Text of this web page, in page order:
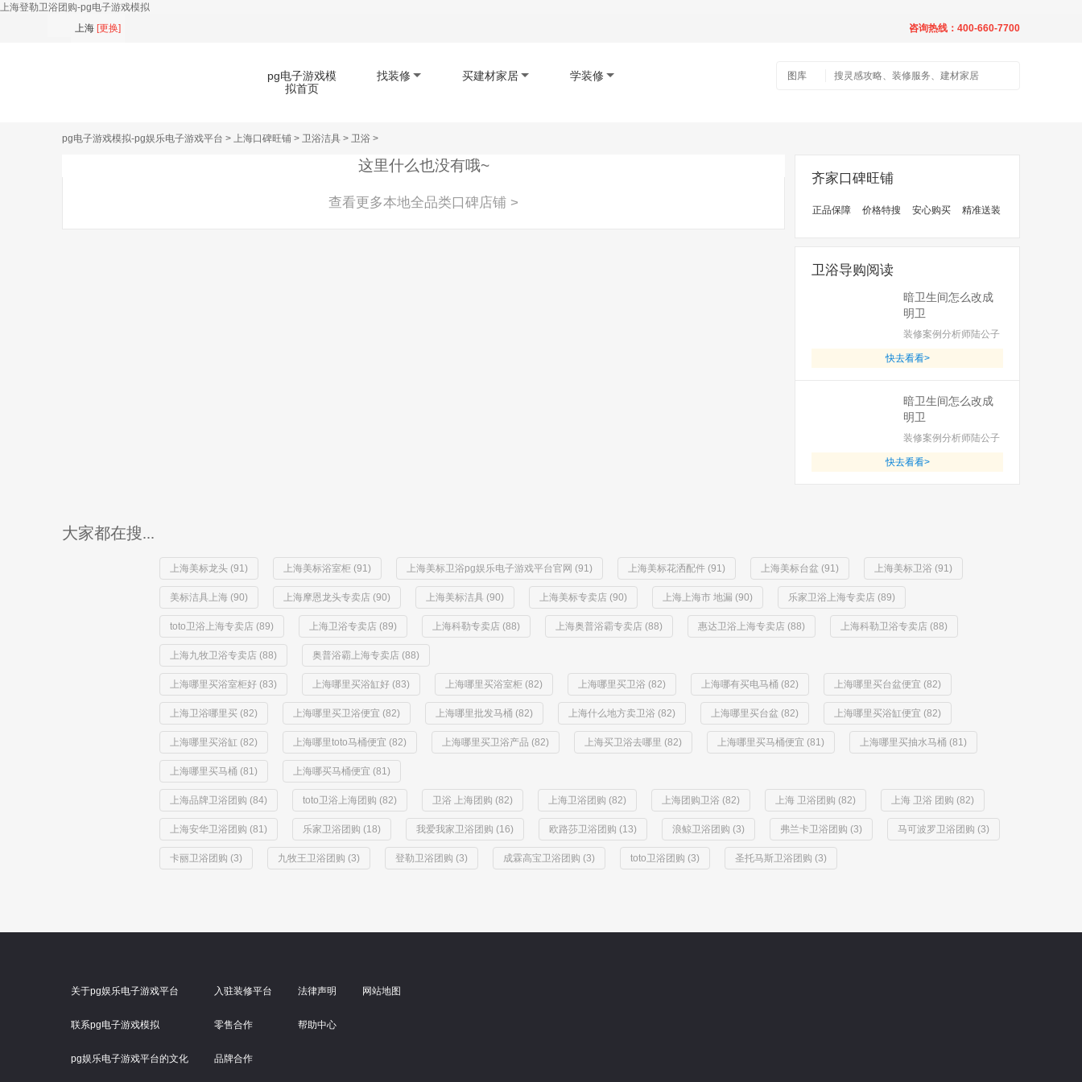
上海登勒卫浴团购-pg电子游戏模拟
上海 [更换] 咨询热线：400-660-7700
pg电子游戏模
拟首页
找装修 买建材家居 学装修
扫码下载app
图库
pg电子游戏模拟-pg娱乐电子游戏平台 > 上海口碑旺铺 > 卫浴洁具 > 卫浴 >
这里什么也没有哦~
查看更多本地全品类口碑店铺 >
齐家口碑旺铺
正品保障 价格特搜 安心购买 精准送装
卫浴导购阅读
暗卫生间怎么改成
明卫
装修案例分析师陆公子
快去看看>
暗卫生间怎么改成
明卫
装修案例分析师陆公子
快去看看>
大家都在搜...
上海美标龙头 (91) 上海美标浴室柜 (91) 上海美标卫浴pg娱乐电子游戏平台官网 (91) 上海美标花洒配件 (91) 上海美标台盆 (91) 上海美标卫浴 (91)
美标洁具上海 (90) 上海摩恩龙头专卖店 (90) 上海美标洁具 (90) 上海美标专卖店 (90) 上海上海市 地漏 (90) 乐家卫浴上海专卖店 (89)
toto卫浴上海专卖店 (89) 上海卫浴专卖店 (89) 上海科勒专卖店 (88) 上海奥普浴霸专卖店 (88) 惠达卫浴上海专卖店 (88) 上海科勒卫浴专卖店 (88)
上海九牧卫浴专卖店 (88) 奥普浴霸上海专卖店 (88)
上海哪里买浴室柜好 (83) 上海哪里买浴缸好 (83) 上海哪里买浴室柜 (82) 上海哪里买卫浴 (82) 上海哪有买电马桶 (82) 上海哪里买台盆便宜 (82)
上海卫浴哪里买 (82) 上海哪里买卫浴便宜 (82) 上海哪里批发马桶 (82) 上海什么地方卖卫浴 (82) 上海哪里买台盆 (82) 上海哪里买浴缸便宜 (82)
上海哪里买浴缸 (82) 上海哪里toto马桶便宜 (82) 上海哪里买卫浴产品 (82) 上海买卫浴去哪里 (82) 上海哪里买马桶便宜 (81) 上海哪里买抽水马桶 (81)
上海哪里买马桶 (81) 上海哪买马桶便宜 (81)
上海品牌卫浴团购 (84) toto卫浴上海团购 (82) 卫浴 上海团购 (82) 上海卫浴团购 (82) 上海团购卫浴 (82) 上海 卫浴团购 (82) 上海 卫浴 团购 (82)
上海安华卫浴团购 (81) 乐家卫浴团购 (18) 我爱我家卫浴团购 (16) 欧路莎卫浴团购 (13) 浪鲸卫浴团购 (3) 弗兰卡卫浴团购 (3) 马可波罗卫浴团购 (3)
卡丽卫浴团购 (3) 九牧王卫浴团购 (3) 登勒卫浴团购 (3) 成霖高宝卫浴团购 (3) toto卫浴团购 (3) 圣托马斯卫浴团购 (3)
关于pg娱乐电子游戏平台
联系pg电子游戏模拟
pg娱乐电子游戏平台的文化
入驻装修平台
零售合作
品牌合作
法律声明
帮助中心
网站地图